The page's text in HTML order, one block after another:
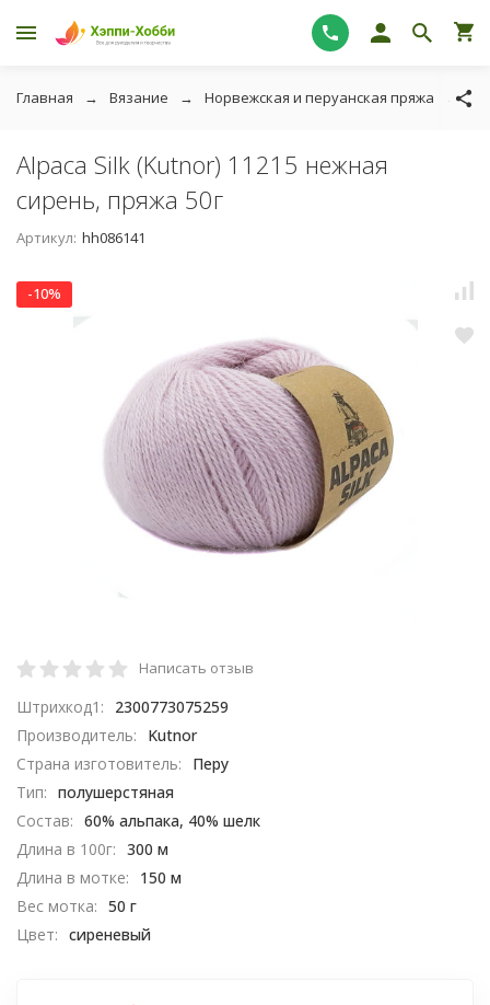
Главная Вязание Норвежская и перуанская пряжа
Alpaca Silk (Kutnor) 11215 нежная
сирень, пряжа 50г
Артикул: hh086141
-10%
Написать отзыв
Штрихкод1:
2300773075259
Производитель:
Kutnor
Страна изготовитель:
Перу
Тип: полушерстяная
Состав: 60% альпака, 40% шелк
Длина в 100г: 300 м
Длина в мотке:
150 м
Вес мотка: 50 г
Цвет: сиреневый